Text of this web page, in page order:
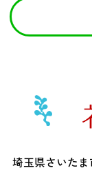
埼玉県さいたま